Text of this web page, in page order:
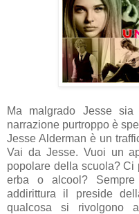
Ma malgrado Jesse
narrazione purtroppo è
Jesse Alderman è un
Vai da Jesse. Vuoi un
popolare della scuola? Ci
erba o alcool?
addirittura il preside
qualcosa si rivolgono